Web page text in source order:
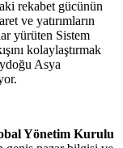
rekabet gücünün
ve yatırımların
yürüten Sistem
kolaylaştırmak
Asya
Yönetim Kurulu